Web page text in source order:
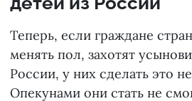
Теперь, если граждане
менять пол, захотят
России, у них сделать это
Опекунами они стать не